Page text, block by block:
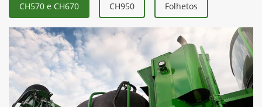
CH570 e CH670 CH950 Folhetos